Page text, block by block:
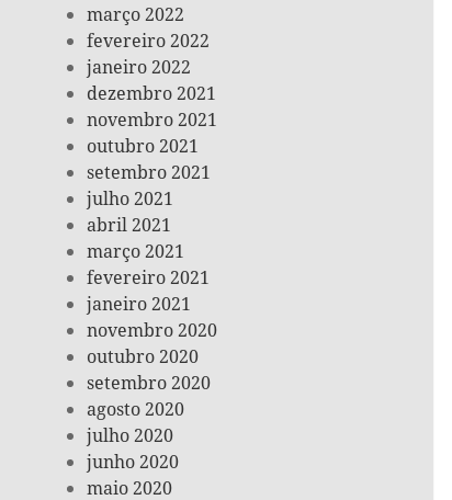
março 2022
fevereiro 2022
janeiro 2022
dezembro 2021
novembro 2021
outubro 2021
setembro 2021
julho 2021
abril 2021
março 2021
fevereiro 2021
janeiro 2021
novembro 2020
outubro 2020
setembro 2020
agosto 2020
julho 2020
junho 2020
maio 2020